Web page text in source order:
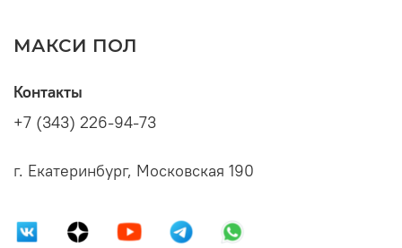
МАКСИ ПОЛ
Контакты
+7 (343) 226-94-73
г. Екатеринбург, Московская 190